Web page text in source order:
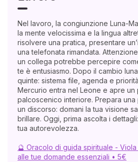
Nel lavoro, la congiunzione Luna-
la mente velocissima e la lingua
risolvere una pratica, presentare
una telefonata rimandata.
un collega potrebbe percepire
te è entusiasmo. Dopo il cambio
quinte: sistema file, agenda e
Mercurio entra nel Leone e apre un
palcoscenico interiore. Prepara una
un discorso: domani la tua visione
brillare. Oggi, prima ascolta i
tua autorevolezza.
🔮 Oracolo di guida spirituale -
alle tue domande essenziali • 5€